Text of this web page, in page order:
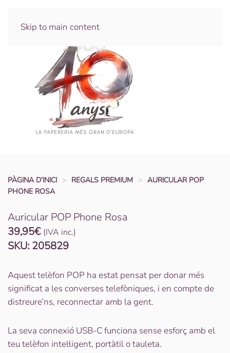
Skip to main content
PÀGINA D’INICI REGALS PREMIUM
AURICULAR POP
PHONE ROSA
Auricular POP Phone Rosa
39,95€ (IVA inc.)
SKU: 205829
Aquest telèfon POP ha estat pensat per donar més
significat a les converses telefòniques, i en compte de
distreure’ns, reconnectar amb la gent.
La seva connexió USB-C funciona sense esforç amb el
teu telèfon intel·ligent, portàtil o tauleta.